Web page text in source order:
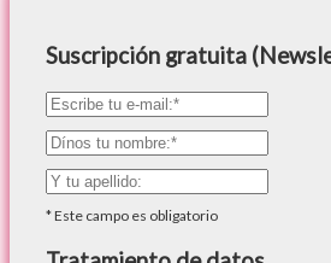
Suscripción gratuita
*Este campo es obligatorio